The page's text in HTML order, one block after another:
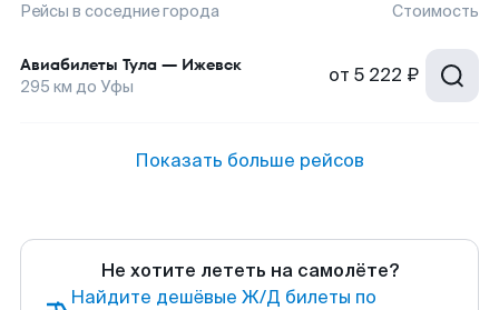
Рейсы в соседние города Стоимость
Авиабилеты Тула — Ижевск
295 км до Уфы от 5 222 ₽
Показать больше рейсов
Не хотите лететь на самолёте?
Найдите дешёвые Ж/Д билеты по